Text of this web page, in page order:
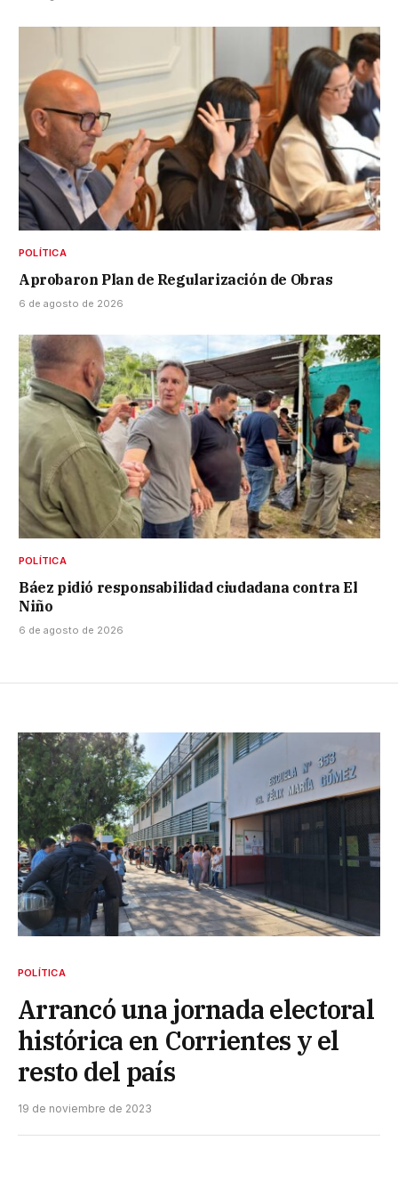
POLÍTICA
Aprobaron Plan de Regularización de Obras
6 de agosto de 2026
POLÍTICA
Báez pidió responsabilidad ciudadana contra El
Niño
6 de agosto de 2026
POLÍTICA
Arrancó una jornada electoral
histórica en Corrientes y el
resto del país
19 de noviembre de 2023